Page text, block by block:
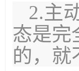
2.主
态是完
的，就